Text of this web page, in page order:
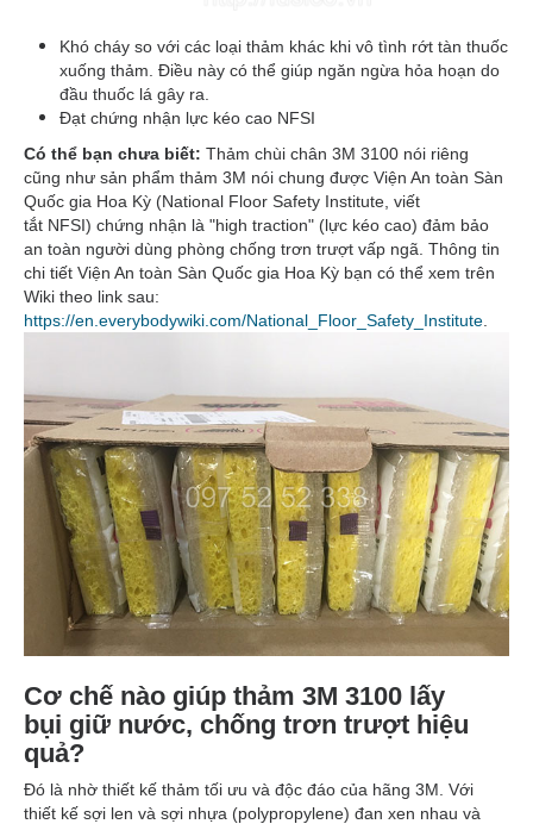
Khó cháy so với các loại thảm khác khi vô tình rớt tàn thuốc
xuống thảm. Điều này có thể giúp ngăn ngừa hỏa hoạn do
đầu thuốc lá gây ra.
Đạt chứng nhận lực kéo cao NFSI
Có thể bạn chưa biết: Thảm chùi chân 3M 3100 nói riêng
cũng như sản phẩm thảm 3M nói chung được Viện An toàn Sàn
Quốc gia Hoa Kỳ (National Floor Safety Institute, viết
tắt NFSI) chứng nhận là "high traction" (lực kéo cao) đảm bảo
an toàn người dùng phòng chống trơn trượt vấp ngã. Thông tin
chi tiết Viện An toàn Sàn Quốc gia Hoa Kỳ bạn có thể xem trên
Wiki theo link sau:
https://en.everybodywiki.com/National_Floor_Safety_Institute
Cơ chế nào giúp thảm 3M 3100 lấy
bụi giữ nước, chống trơn trượt hiệu
quả?
Đó là nhờ thiết kế thảm tối ưu và độc đáo của hãng 3M. Với
thiết kế sợi len và sợi nhựa (polypropylene) đan xen nhau và